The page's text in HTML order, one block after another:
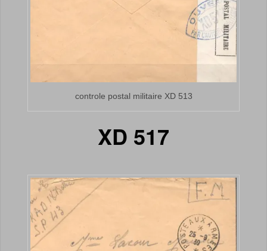
controle postal militaire XD 513
XD 517